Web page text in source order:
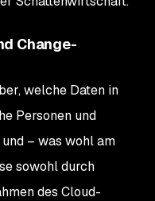
Change-
welche Daten in
Personen und
– was wohl am
sowohl durch
des Cloud-